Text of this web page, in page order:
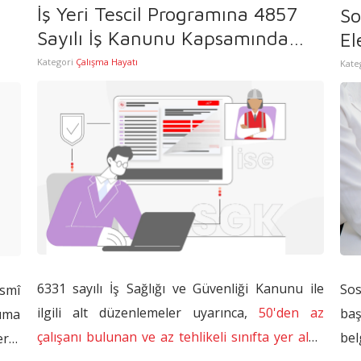
İş Yeri Tescil Programına 4857
Sayılı İş Kanunu Kapsamında
İşveren Vekili Alanı Eklendi
Kategori Çalışma Hayatı
6331 sayılı İş Sağlığı ve Güvenliği Kanunu ile
ilgili alt düzenlemeler uyarınca, 50'den az
çalışanı bulunan ve az tehlikeli sınıfta yer alan